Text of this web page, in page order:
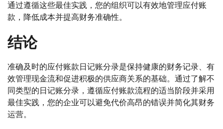
通过遵循这些最佳实践，您的组织可以有效地管理应付账
款，降低成本并提高财务准确性。
结论
准确及时的应付账款日记账分录是保持健康的财务记录、有
效管理现金流和促进积极的供应商关系的基础。通过了解不
同类型的日记账分录，遵循应付账款流程的适当阶段并采用
最佳实践，您的企业可以避免代价高昂的错误并简化其财务
运营。